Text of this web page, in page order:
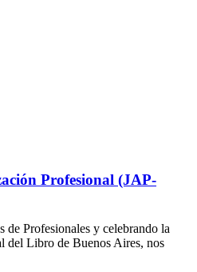
Profesional (JAP-
de Profesionales y celebrando la
del Libro de Buenos Aires, nos